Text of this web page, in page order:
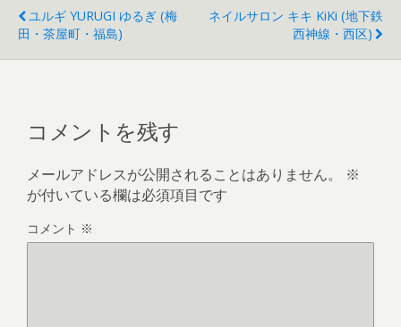
ユルギ YURUGI ゆるぎ (梅
田・茶屋町・福島)
ネイルサロン キキ KiKi (地下鉄
西神線・西区)
コメントを残す
メールアドレスが公開されることはありません。
※
が付いている欄は必須項目です
コメント ※